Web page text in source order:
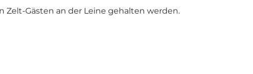
Zelt-Gästen an der Leine gehalten werden.